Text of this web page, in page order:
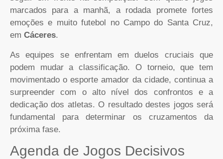
marcados para a manhã, a rodada promete fortes
emoções e muito futebol no Campo do Santa Cruz,
em Cáceres.
As equipes se enfrentam em duelos cruciais que
podem mudar a classificação. O torneio, que tem
movimentado o esporte amador da cidade, continua a
surpreender com o alto nível dos confrontos e a
dedicação dos atletas. O resultado destes jogos será
fundamental para determinar os cruzamentos da
próxima fase.
Agenda de Jogos Decisivos